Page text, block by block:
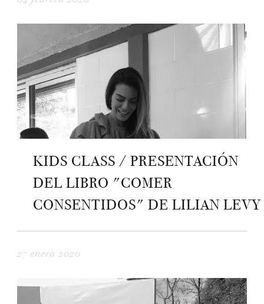
KIDS CLASS / PRESENTACIÓN
DEL LIBRO "COMER
CONSENTIDOS" DE LILIAN LEVY
27 enero 2020